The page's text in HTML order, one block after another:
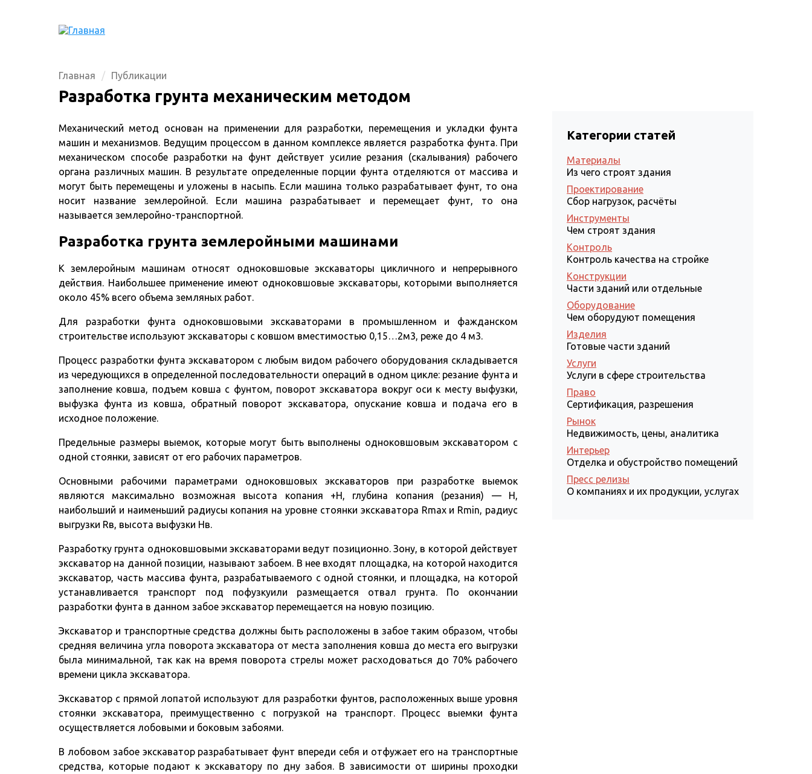
Главная Публикации
Разработка грунта механическим методом
Механический метод основан на применении для разработки, перемещения и укладки фунта
машин и механизмов. Ведущим процессом в данном комплексе является разработка фунта. При
механическом способе разработки на фунт действует усилие резания (скалывания) рабочего
органа различных машин. В результате определенные порции фунта отделяются от массива и
могут быть перемещены и уложены в насыпь. Если машина только разрабатывает фунт, то она
носит название землеройной. Если машина разрабатывает и перемещает фунт, то она
называется землеройно-транспортной.
Разработка грунта землеройными машинами
К землеройным машинам относят одноковшовые экскаваторы цикличного и непрерывного
действия. Наибольшее применение имеют одноковшовые экскаваторы, которыми выполняется
около 45% всего объема земляных работ.
Для разработки фунта одноковшовыми экскаваторами в промышленном и фажданском
строительстве используют экскаваторы с ковшом вместимостью 0,15…2м3, реже до 4 м3.
Процесс разработки фунта экскаватором с любым видом рабочего оборудования складывается
из чередующихся в определенной последовательности операций в одном цикле: резание фунта и
заполнение ковша, подъем ковша с фунтом, поворот экскаватора вокруг оси к месту выфузки,
выфузка фунта из ковша, обратный поворот экскаватора, опускание ковша и подача его в
исходное положение.
Предельные размеры выемок, которые могут быть выполнены одноковшовым экскаватором с
одной стоянки, зависят от его рабочих параметров.
Основными рабочими параметрами одноковшовых экскаваторов при разработке выемок
являются максимально возможная высота копания +Н, глубина копания (резания) — Н,
наибольший и наименьший радиусы копания на уровне стоянки экскаватора Rmax и Rmin, радиус
выгрузки Rв, высота выфузки Нв.
Разработку грунта одноковшовыми экскаваторами ведут позиционно. Зону, в которой действует
экскаватор на данной позиции, называют забоем. В нее входят площадка, на которой находится
экскаватор, часть массива фунта, разрабатываемого с одной стоянки, и площадка, на которой
устанавливается транспорт под пофузкуили размещается отвал грунта. По окончании
разработки фунта в данном забое экскаватор перемещается на новую позицию.
Экскаватор и транспортные средства должны быть расположены в забое таким образом, чтобы
средняя величина угла поворота экскаватора от места заполнения ковша до места его выгрузки
была минимальной, так как на время поворота стрелы может расходоваться до 70% рабочего
времени цикла экскаватора.
Экскаватор с прямой лопатой используют для разработки фунтов, расположенных выше уровня
стоянки экскаватора, преимущественно с погрузкой на транспорт. Процесс выемки фунта
осуществляется лобовыми и боковым забоями.
В лобовом забое экскаватор разрабатывает фунт впереди себя и отфужает его на транспортные
средства, которые подают к экскаватору по дну забоя. В зависимости от ширины проходки
Категории статей
Материалы
Из чего строят здания
Проектирование
Сбор нагрузок, расчёты
Инструменты
Чем строят здания
Контроль
Контроль качества на стройке
Конструкции
Части зданий или отдельные
Оборудование
Чем оборудуют помещения
Изделия
Готовые части зданий
Услуги
Услуги в сфере строительства
Право
Сертификация, разрешения
Рынок
Недвижимость, цены, аналитика
Интерьер
Отделка и обустройство помещений
Пресс релизы
О компаниях и их продукции, услугах